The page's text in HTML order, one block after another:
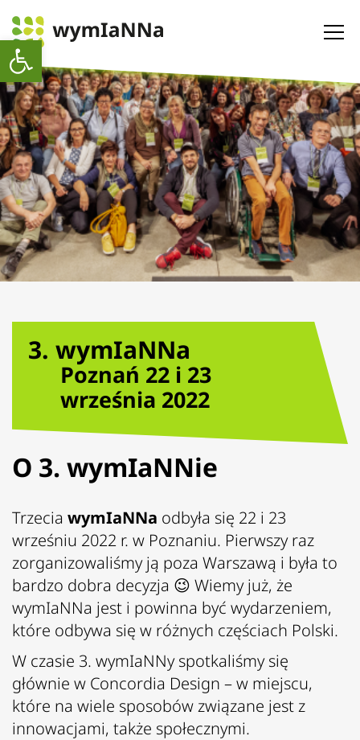
Otwórz pasek narzędzi
3. wymIaNNa
Poznań 22 i 23
września 2022
O 3. wymIaNNie
Trzecia wymIaNNa odbyła się 22 i 23
wrześniu 2022 r. w Poznaniu. Pierwszy raz
zorganizowaliśmy ją poza Warszawą i była to
bardzo dobra decyzja 😉 Wiemy już, że
wymIaNNa jest i powinna być wydarzeniem,
które odbywa się w różnych częściach Polski.
W czasie 3. wymIaNNy spotkaliśmy się
głównie w Concordia Design – w miejscu,
które na wiele sposobów związane jest z
innowacjami, także społecznymi.